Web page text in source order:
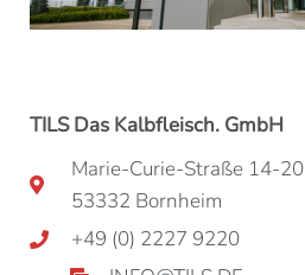
TILS Das Kalbfleisch. GmbH
Marie-Curie-Straße 14-20
53332 Bornheim
+49 (0) 2227 9220